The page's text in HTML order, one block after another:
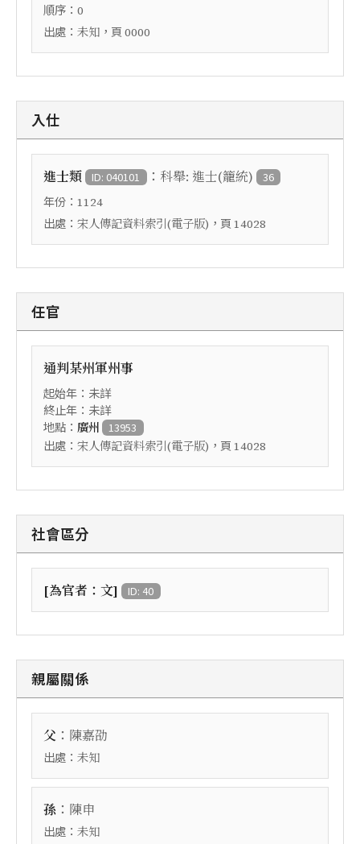
順序： 0
出處： 未知 ，頁 0000
入仕
進士類 ID: 040101 ： 科舉: 進士(籠統) 36
年份： 1124
出處： 宋人傳記資料索引(電子版) ，頁 14028
任官
通判某州軍州事
起始年：未詳
終止年：未詳
地點： 廣州 13953
出處： 宋人傳記資料索引(電子版) ，頁 14028
社會區分
[為官者：文] ID: 40
親屬關係
父 ： 陳嘉劭
出處： 未知
孫 ： 陳申
出處： 未知